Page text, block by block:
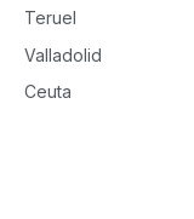
Teruel
Valladolid
Ceuta